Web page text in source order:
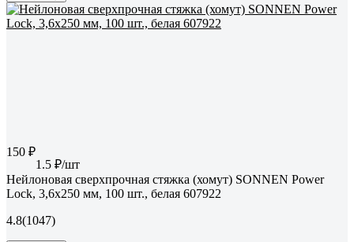
150 ₽
1.5 ₽/шт
Нейлоновая сверхпрочная стяжка (хомут) SONNEN Power
Lock, 3,6x250 мм, 100 шт., белая 607922
4.8(1047)